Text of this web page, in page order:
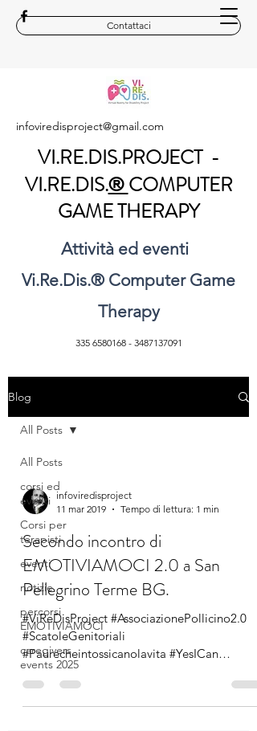
Contattaci
VI.RE.DIS.PROJECT -
VI.RE.DIS.® COMPUTER
GAME THERAPY
335 6580168- 3487137091
Attività ed eventi
Vi.Re.Dis.® Computer Game
Therapy
infoviredisproject@gmail.com
Blog
All Posts
corsi ed
eventi
Corsi per
terapisti
eventi
notizie
percorsi
EMOTIVIAMOCI
caregivers
events 2025
All Posts
infoviredisproject
11 mar 2019
Tempo di lettura: 1 min
Secondo incontro di
EMOTIVIAMOCI 2.0 a San
Pellegrino Terme BG.
#ViReDisProject #AssociazionePollicino2.0
#ScatoleGenitoriali
#Paurecheintossicanolavita #YesICan
#ComprenderePerCambiare...